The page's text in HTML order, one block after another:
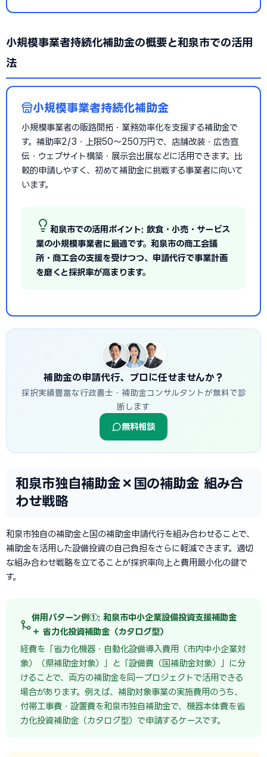
小規模事業者持続化補助金の概要と和泉市での活用
法
小規模事業者持続化補助金
小規模事業者の販路開拓・業務効率化を支援する補助金で
す。補助率2/3・上限50〜250万円で、店舗改装・広告宣
伝・ウェブサイト構築・展示会出展などに活用できます。比
較的申請しやすく、初めて補助金に挑戦する事業者に向いて
います。
和泉市での活用ポイント: 飲食・小売・サービス
業の小規模事業者に最適です。和泉市の商工会議
所・商工会の支援を受けつつ、申請代行で事業計画
を磨くと採択率が高まります。
補助金の申請代行、プロに任せませんか？
採択実績豊富な行政書士・補助金コンサルタントが無料で診
断します
無料相談
和泉市独自補助金×国の補助金 組み合
わせ戦略
和泉市独自の補助金と国の補助金申請代行を組み合わせることで、
補助金を活用した設備投資の自己負担をさらに軽減できます。適切
な組み合わせ戦略を立てることが採択率向上と費用最小化の鍵で
す。
併用パターン例①: 和泉市中小企業設備投資支援補助金
＋ 省力化投資補助金（カタログ型）
経費を「省力化機器・自動化設備導入費用（市内中小企業対
象）（県補助金対象）」と「設備費（国補助金対象）」に分
けることで、両方の補助金を同一プロジェクトで活用できる
場合があります。例えば、補助対象事業の実施費用のうち、
付帯工事費・設置費を和泉市独自補助金で、機器本体費を省
力化投資補助金（カタログ型）で申請するケースです。